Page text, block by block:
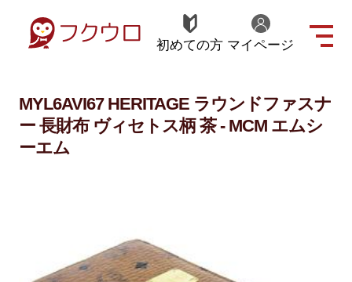
初めての方 マイページ
MYL6AVI67 HERITAGE ラウンドファスナ
ー 長財布 ヴィセトス柄 茶 - MCM エムシ
ーエム